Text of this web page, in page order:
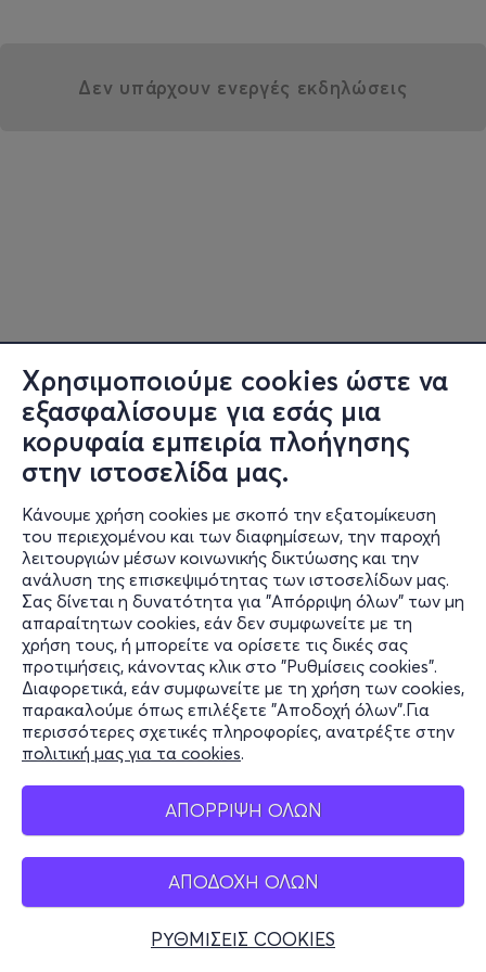
Χρησιμοποιούμε cookies ώστε να
εξασφαλίσουμε για εσάς μια
κορυφαία εμπειρία πλοήγησης
στην ιστοσελίδα μας.
Κάνουμε χρήση cookies με σκοπό την εξατομίκευση
του περιεχομένου και των διαφημίσεων, την παροχή
λειτουργιών μέσων κοινωνικής δικτύωσης και την
ανάλυση της επισκεψιμότητας των ιστοσελίδων μας.
Σας δίνεται η δυνατότητα για "Απόρριψη όλων" των μη
απαραίτητων cookies, εάν δεν συμφωνείτε με τη
χρήση τους, ή μπορείτε να ορίσετε τις δικές σας
προτιμήσεις, κάνοντας κλικ στο "Ρυθμίσεις cookies".
Διαφορετικά, εάν συμφωνείτε με τη χρήση των cookies,
παρακαλούμε όπως επιλέξετε "Αποδοχή όλων".Για
περισσότερες σχετικές πληροφορίες, ανατρέξτε στην
πολιτική μας για τα cookies.
ΑΠΟΡΡΙΨΗ ΟΛΩΝ
ΑΠΟΔΟΧΗ ΟΛΩΝ
ΡΥΘΜΙΣΕΙΣ COOKIES
Δεν υπάρχουν ενεργές εκδηλώσεις